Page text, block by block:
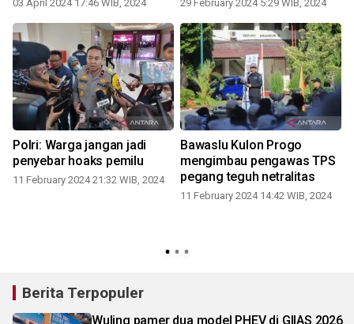
03 April 2024 17:46 WIB, 2024 29 February 2024 5:29 WIB, 2024
Polri: Warga jangan jadi
penyebar hoaks pemilu
11 February 2024 21:32 WIB, 2024
Bawaslu Kulon Progo
mengimbau pengawas TPS
pegang teguh netralitas
11 February 2024 14:42 WIB, 2024
Berita Terpopuler
Wuling pamer dua model PHEV di GIIAS 2026